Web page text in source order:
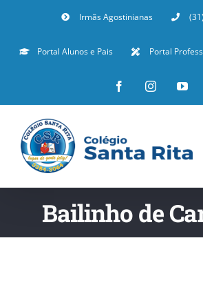
Irmãs Agostinianas
Portal Alunos e Pais Portal
Bailinho de